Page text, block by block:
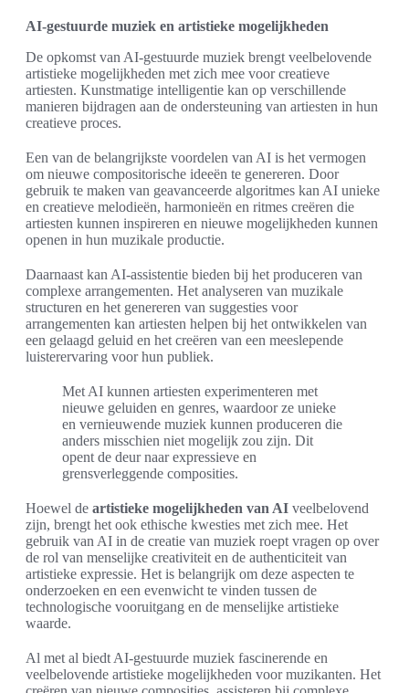
AI-gestuurde muziek en artistieke mogelijkheden
De opkomst van AI-gestuurde muziek brengt veelbelovende
artistieke mogelijkheden met zich mee voor creatieve
artiesten. Kunstmatige intelligentie kan op verschillende
manieren bijdragen aan de ondersteuning van artiesten in hun
creatieve proces.
Een van de belangrijkste voordelen van AI is het vermogen
om nieuwe compositorische ideeën te genereren. Door
gebruik te maken van geavanceerde algoritmes kan AI unieke
en creatieve melodieën, harmonieën en ritmes creëren die
artiesten kunnen inspireren en nieuwe mogelijkheden kunnen
openen in hun muzikale productie.
Daarnaast kan AI-assistentie bieden bij het produceren van
complexe arrangementen. Het analyseren van muzikale
structuren en het genereren van suggesties voor
arrangementen kan artiesten helpen bij het ontwikkelen van
een gelaagd geluid en het creëren van een meeslepende
luisterervaring voor hun publiek.
Met AI kunnen artiesten experimenteren met
nieuwe geluiden en genres, waardoor ze unieke
en vernieuwende muziek kunnen produceren die
anders misschien niet mogelijk zou zijn. Dit
opent de deur naar expressieve en
grensverleggende composities.
Hoewel de artistieke mogelijkheden van AI veelbelovend
zijn, brengt het ook ethische kwesties met zich mee. Het
gebruik van AI in de creatie van muziek roept vragen op over
de rol van menselijke creativiteit en de authenticiteit van
artistieke expressie. Het is belangrijk om deze aspecten te
onderzoeken en een evenwicht te vinden tussen de
technologische vooruitgang en de menselijke artistieke
waarde.
Al met al biedt AI-gestuurde muziek fascinerende en
veelbelovende artistieke mogelijkheden voor muzikanten. Het